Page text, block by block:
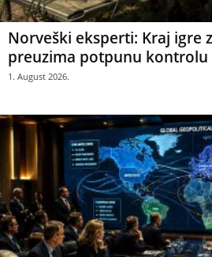
Norveški eksperti: Kraj igre
preuzima potpunu kontrolu
1. August 2026.